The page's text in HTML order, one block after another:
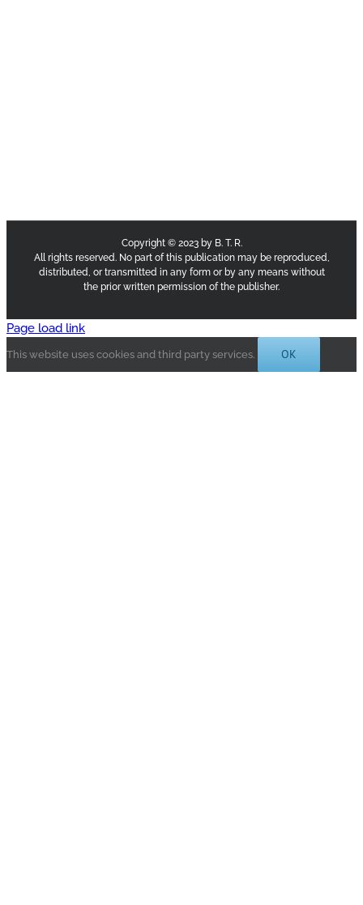
Copyright © 2023 by B. T. R.
All rights reserved. No part of this publication may be reproduced,
distributed, or transmitted in any form or by any means without
the prior written permission of the publisher.
Page load link
This website uses cookies and third party services. OK